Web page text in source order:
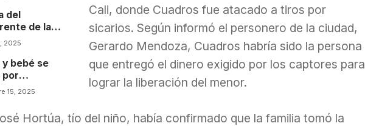
del
de la
de Medellín
¿Suerte o
2025
y bebé se
por
de ser
señalizada
15, 2025
Cali, donde Cuadros fue atacado a tiros por
sicarios. Según informó el personero de la ciudad,
Gerardo Mendoza, Cuadros habría sido la persona
que entregó el dinero exigido por los captores para
lograr la liberación del menor.
Hortúa, tío del niño, había confirmado que la familia tomó la